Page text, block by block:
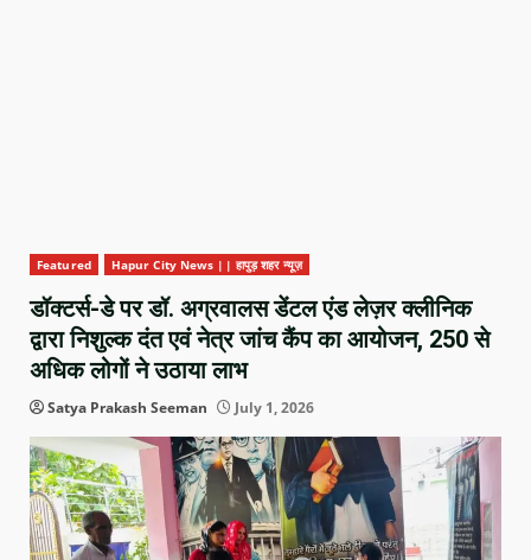
Featured Hapur City News || हापुड़ शहर न्यूज़
डॉक्टर्स-डे पर डॉ. अग्रवालस डेंटल एंड लेज़र क्लीनिक
द्वारा निशुल्क दंत एवं नेत्र जांच कैंप का आयोजन, 250 से
अधिक लोगों ने उठाया लाभ
Satya Prakash Seeman July 1, 2026